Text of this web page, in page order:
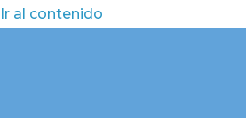
Ir al contenido